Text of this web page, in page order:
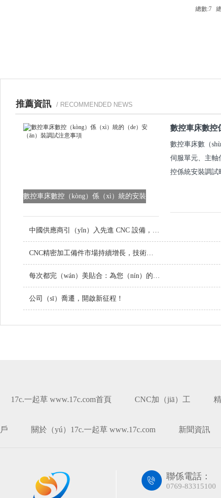
總數:7
推薦資訊 / RECOMMENDED NEWS
數控車床數控（kòng）係（xì）統的安裝
數控車床數控
數控車床數（
伺服單元、主軸
控係統安裝調試
中國供應商引（yǐn）入先進 CNC 設備，提升定製金屬零件品質
CNC精密加工備件市場持續增長，技術（shù）創（chuàng）新引領行業未來
每次都完（wán）美貼合：為您（nín）的項（xiàng）目定（dìng）製螺絲
公司（sī）喬遷，開啟新征程！
17c.一起草 www.17c.com首頁 CNC加（jiā）工
戶 關於（yú）17c.一起草 www.17c.com 新聞資訊
聯係電話：
0769-83315100